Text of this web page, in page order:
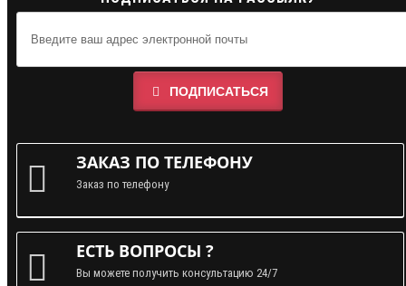
ПОДПИСАТЬСЯ
ЗАКАЗ ПО ТЕЛЕФОНУ
Заказ по телефону
ЕСТЬ ВОПРОСЫ ?
Вы можете получить консультацию 24/7